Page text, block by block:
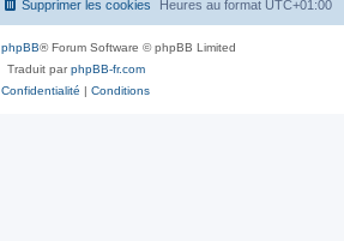
Heures au format UTC+01:00
Supprimer les cookies
phpBB® Forum Software © phpBB Limited
Traduit parphpBB-fr.com
Confidentialité | Conditions